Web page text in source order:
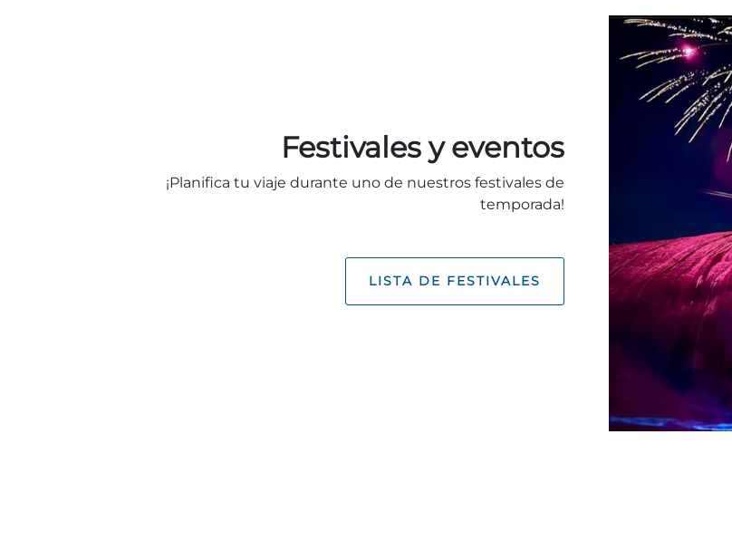
Festivales y eventos
¡Planifica tu viaje durante uno de nuestros festivales de
temporada!
LISTA DE FESTIVALES